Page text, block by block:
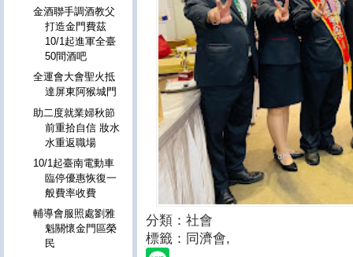
分類：社會
標籤：同濟會,
金酒聯手調酒教父
打造⾦門費茲
10/1起進軍全臺
50間酒吧
全運會大會聖火抵
達屏東阿猴城門
助二度就業婦秋節
前重拾自信 妝水
水重返職場
10/1起臺南電動車
臨停優惠恢復一
般費率收費
輔導會服照處劉雅
魁關懷金門區榮
民